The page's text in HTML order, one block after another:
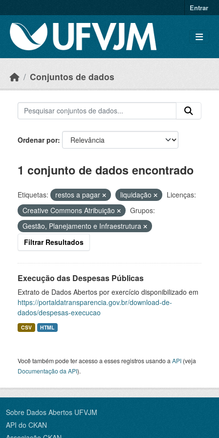
Entrar
Conjuntos de dados
Ordenar por
1 conjunto de dados encontrado
Etiquetas: restos a pagar liquidação
Licenças:
Creative Commons Atribuição
Grupos:
Gestão, Planejamento e Infraestrutura
Filtrar Resultados
Execução das Despesas Públicas
Extrato de Dados Abertos por exercício disponibilizado em
https://portaldatransparencia.gov.br/download-de-
dados/despesas-execucao
CSV HTML
Você também pode ter acesso a esses registros usando a API (veja
Documentação da API).
Sobre Dados Abertos UFVJM
API do CKAN